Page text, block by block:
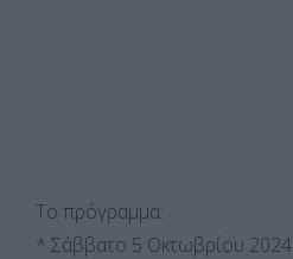
Το πρόγραμμα:
* Σάββατο 5 Οκτωβρίου 2024